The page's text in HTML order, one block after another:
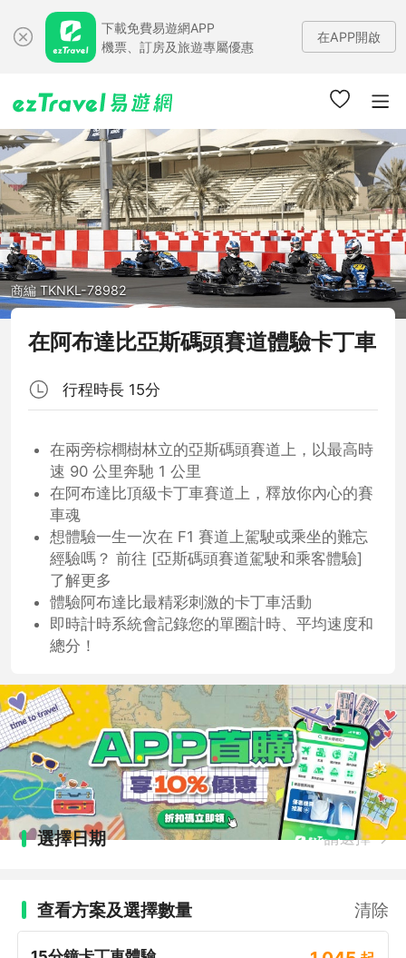
下載免費易遊網APP
機票、訂房及旅遊專屬優惠
在APP開啟
商編 TKNKL-78982
在阿布達比亞斯碼頭賽道體驗卡丁車
行程時長 15分
在兩旁棕櫚樹林立的亞斯碼頭賽道上，以最高時
速 90 公里奔馳 1 公里
在阿布達比頂級卡丁車賽道上，釋放你內心的賽
車魂
想體驗一生一次在 F1 賽道上駕駛或乘坐的難忘
經驗嗎？ 前往 [亞斯碼頭賽道駕駛和乘客體驗]
了解更多
體驗阿布達比最精彩刺激的卡丁車活動
即時計時系統會記錄您的單圈計時、平均速度和
總分！
選擇日期 請選擇
查看方案及選擇數量 清除